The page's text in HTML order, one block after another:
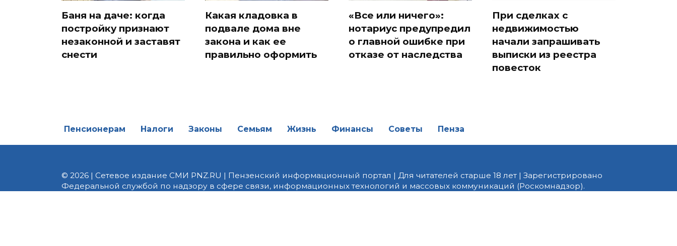
Баня на даче: когда
постройку признают
незаконной и заставят
снести
Какая кладовка в
подвале дома вне
закона и как ее
правильно оформить
«Все или ничего»:
нотариус предупредил
о главной ошибке при
отказе от наследства
При сделках с
недвижимостью
начали запрашивать
выписки из реестра
повесток
Пенсионерам Налоги Законы Семьям Жизнь Финансы Советы Пенза
© 2026 | Сетевое издание СМИ PNZ.RU | Пензенский информационный портал | Для читателей старше 18 лет | Зарегистрировано
Федеральной службой по надзору в сфере связи, информационных технологий и массовых коммуникаций (Роскомнадзор).